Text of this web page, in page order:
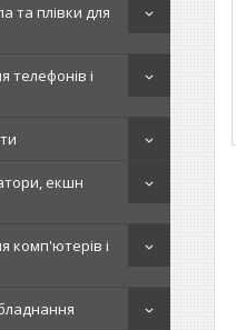
та плівки для
телефонів і
екшн
комп'ютерів і